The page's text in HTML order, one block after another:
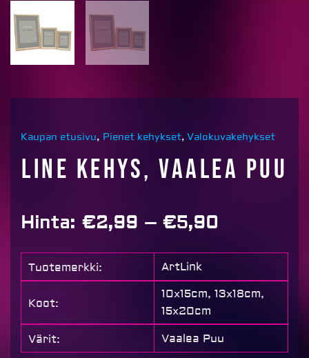
Kaupan etusivu, Pienet kehykset, Valokuvakehykset
Line kehys, VAALEA PUU
Hinta: €2,99 – €5,90
€2,99
€5,90
Tuotemerkki: ArtLink
Koot:
10x15cm, 13x18cm,
15x20cm
Värit: Vaalea Puu